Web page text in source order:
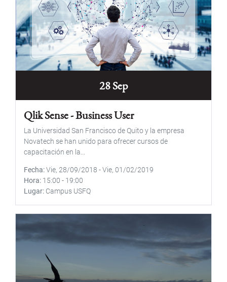
28 Sep
Qlik Sense - Business User
La Universidad San Francisco de Quito y la empresa
Novatech se han unido para ofrecer cursos de
capacitación en la...
Fecha Vie, 28/09/2018 -Vie, 01/02/2019
Hora 15:00 - 19:00
Lugar Campus USFQ